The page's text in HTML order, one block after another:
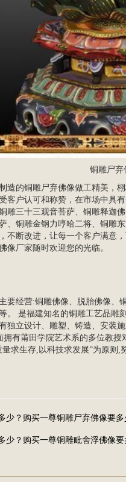
铜雕尸弃
造的铜雕尸弃佛像做工精美，
客户认可和称赞，在市场中具
雕三十三观音菩萨、铜雕释迦佛
、铜雕金钢力哼哈二将、铜雕东
不断改进，让每一个客户满意
像厂家随时欢迎您的光临。
要经营:铜雕佛像、脱胎佛像、
。 是福建知名的铜雕工艺品
独立设计、雕塑、铸造、安装
有莆田学院艺术系的多位教
求生存,以科技求发展”为原则,
少？购买一尊铜雕尸弃佛像要多
少？购买一尊铜雕毗舍浮佛像要